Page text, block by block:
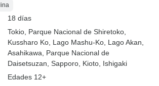
18 días
Tokio , Parque Nacional de Shiretoko
Kussharo Ko , Lago Mashu-Ko , Lago Akan
Asahikawa , Parque Nacional de
Daisetsuzan , Sapporo , Kioto , Ishigaki
Edades 12+